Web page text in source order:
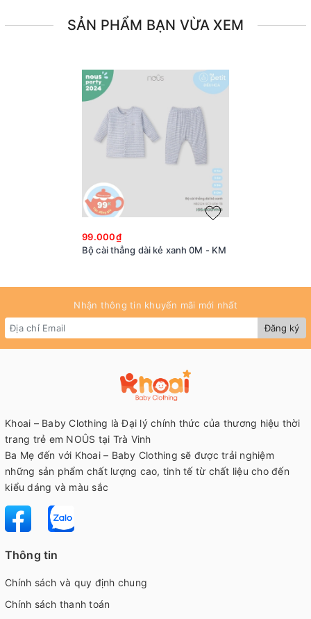
SẢN PHẨM BẠN VỪA XEM
99.000₫
Bộ cài thẳng dài kẻ xanh 0M - KM
Nhận thông tin khuyến mãi mới nhất
Đăng ký
Khoai – Baby Clothing là Đại lý chính thức của thương hiệu thời
trang trẻ em NOÛS tại Trà Vinh
Ba Mẹ đến với Khoai – Baby Clothing sẽ được trải nghiệm
những sản phẩm chất lượng cao, tinh tế từ chất liệu cho đến
kiểu dáng và màu sắc
Thông tin
Chính sách và quy định chung
Chính sách thanh toán